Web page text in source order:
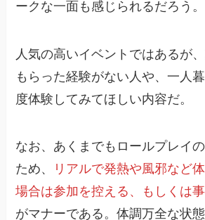
ークな一面も感じられるだろう。
人気の高いイベントではあるが
もらった経験がない人や、一人
度体験してみてほしい内容だ。
なお、あくまでもロールプレイ
ため、
リアルで発熱や風邪など
場合は参加を控える、もしくは
がマナーである。体調万全な状